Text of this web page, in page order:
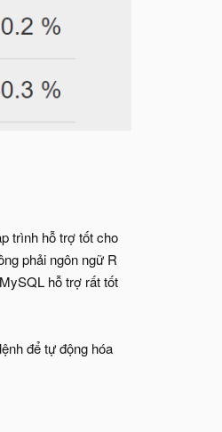
trình hỗ trợ tốt cho
phải ngôn ngữ R
hỗ trợ rất tốt
để tự động hóa